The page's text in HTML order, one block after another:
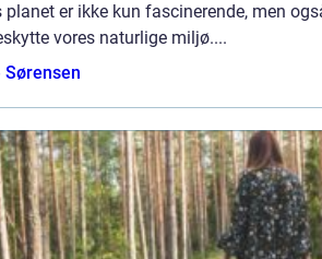
planet er ikke kun fascinerende, men
vores naturlige miljø....
Sørensen